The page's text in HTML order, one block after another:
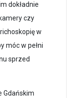
dokładnie
czy
w
móc w pełni
sprzed
Gdańskim